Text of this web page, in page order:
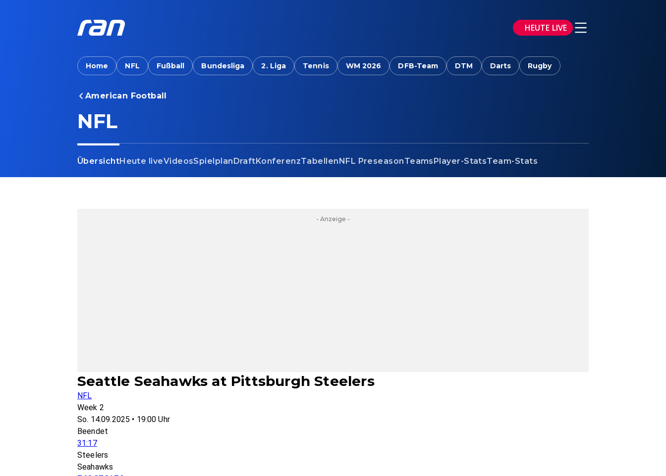
HEUTE LIVE
Home NFL Fußball Bundesliga 2. Liga Tennis WM 2026 DFB-Team DTM Darts Rugby
American Football
NFL
ÜbersichtHeute liveVideosSpielplanDraftKonferenzTabellenNFL PreseasonTeamsPlayer-StatsTeam-Stats
- Anzeige -
Seattle Seahawks at Pittsburgh Steelers
NFL
Week 2
So. 14.09.2025 • 19:00 Uhr
Beendet
31:17
Steelers
Seahawks